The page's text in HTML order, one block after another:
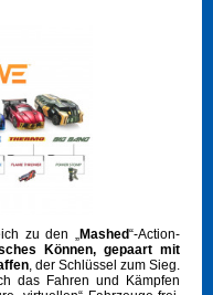
zu den „Mashed“-Action-
Können, gepaart mit
, der Schlüssel zum Sieg.
das Fahren und Kämpfen